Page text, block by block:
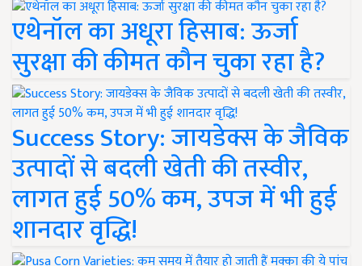
एथेनॉल का अधूरा हिसाब: ऊर्जा
सुरक्षा की कीमत कौन चुका रहा है?
Success Story: जायडेक्स के जैविक
उत्पादों से बदली खेती की तस्वीर,
लागत हुई 50% कम, उपज में भी हुई
शानदार वृद्धि!